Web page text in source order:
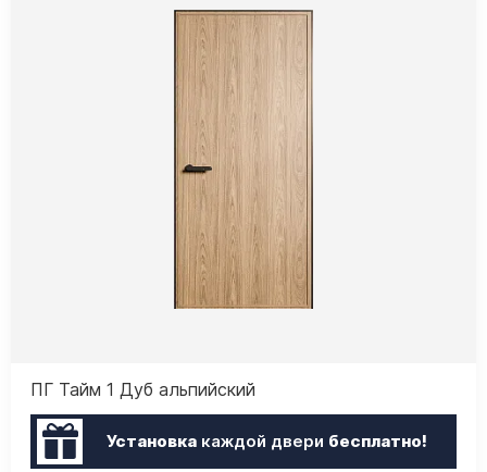
ПГ Тайм 1 Дуб альпийский
Установкакаждой двери бесплатно!